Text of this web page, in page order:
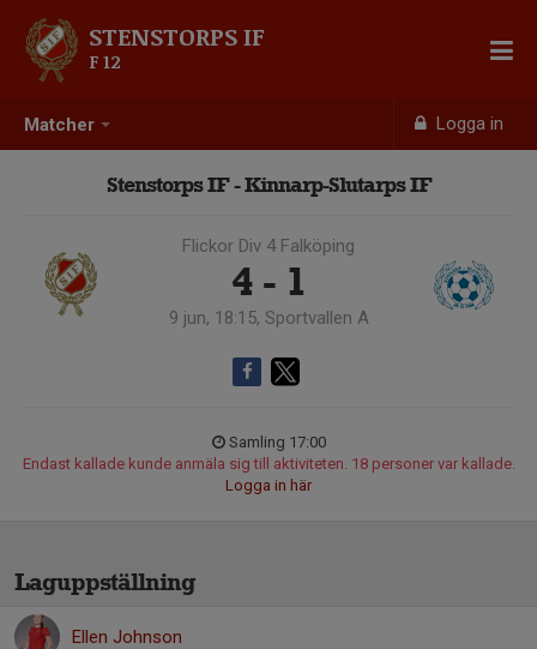
Matcher Logga in
STENSTORPS IF
F 12
Stenstorps IF - Kinnarp-Slutarps IF
Flickor Div 4 Falköping
4 - 1
9 jun, 18:15, Sportvallen A
Samling 17:00
Endast kallade kunde anmäla sig till aktiviteten. 18 personer var kallade.
Logga in här
Laguppställning
Ellen Johnson